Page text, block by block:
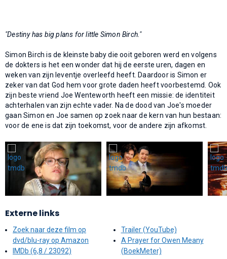
"Destiny has big plans for little Simon Birch."
Simon Birch is de kleinste baby die ooit geboren werd en volgens
de dokters is het een wonder dat hij de eerste uren, dagen en
weken van zijn leventje overleefd heeft. Daardoor is Simon er
zeker van dat God hem voor grote daden heeft voorbestemd. Ook
zijn beste vriend Joe Wenteworth heeft een missie: de identiteit
achterhalen van zijn echte vader. Na de dood van Joe's moeder
gaan Simon en Joe samen op zoek naar de kern van hun bestaan:
voor de ene is dat zijn toekomst, voor de andere zijn afkomst.
Externe links
Zoek naar deze film op
dvd/blu-ray op Amazon
IMDb (6,8 / 23092)
Trailer (YouTube)
A Prayer for Owen Meany
(BoekMeter)